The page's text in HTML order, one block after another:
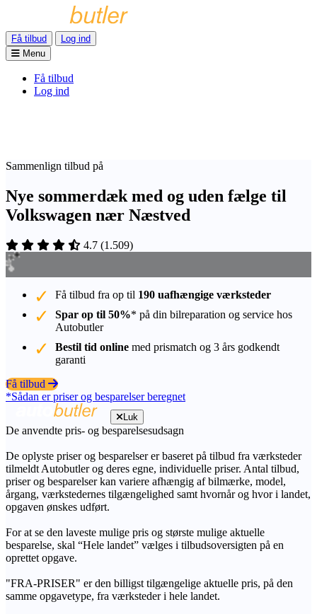
Få tilbud
Log ind
Menu
Få tilbud
Log ind
Sammenlign tilbud på
Nye sommerdæk med og uden fælge til
Volkswagen nær Næstved
4.7 (1.509)
Få tilbud fra op til 190 uafhængige værksteder
Spar op til 50%* på din bilreparation og service hos
Autobutler
Bestil tid online med prismatch og 3 års godkendt
garanti
Få tilbud
*Sådan er priser og besparelser beregnet
Luk
De anvendte pris- og besparelsesudsagn
De oplyste priser og besparelser er baseret på tilbud fra værksteder
tilmeldt Autobutler og deres egne, individuelle priser. Antal tilbud,
priser og besparelser kan variere afhængig af bilmærke, model,
årgang, værkstedernes tilgængelighed samt hvornår og hvor i landet,
opgaven ønskes udført.
For at se den laveste mulige pris og største mulige aktuelle
besparelse, skal “Hele landet” vælges i tilbudsoversigten på en
oprettet opgave.
"FRA-PRISER" er den billigst tilgængelige aktuelle pris, på den
samme opgavetype, fra værksteder i hele landet.